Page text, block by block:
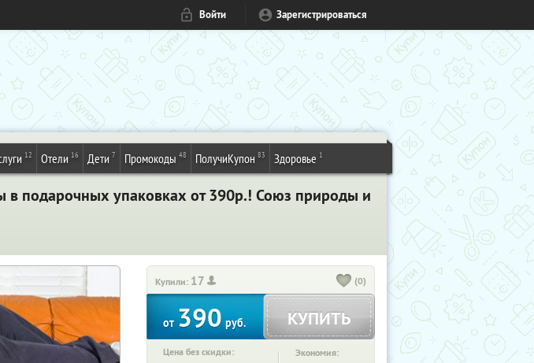
Войти Зарегистрироваться
12 Отели 16 Дети 7 Промокоды 48 ПолучиКупон 83 Здоровье 1
подарочных упаковках от 390р.! Союз природы и
Купили: 17 (0)
от390руб. КУПИТЬ
Цена без скидки: Экономия: